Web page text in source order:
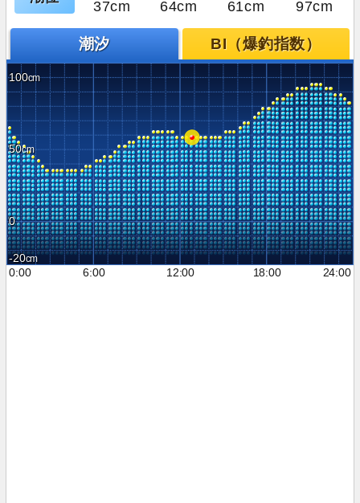
37cm
64cm 61cm 97cm
潮汐 BI（爆釣指数）
100
50
0
-20
0:00
6:00 12:00 18:00 24:00